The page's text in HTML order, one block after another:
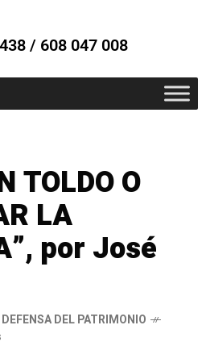
/ 608 047 008
TOLDO O
LA
por José
DEFENSA DEL PATRIMONIO